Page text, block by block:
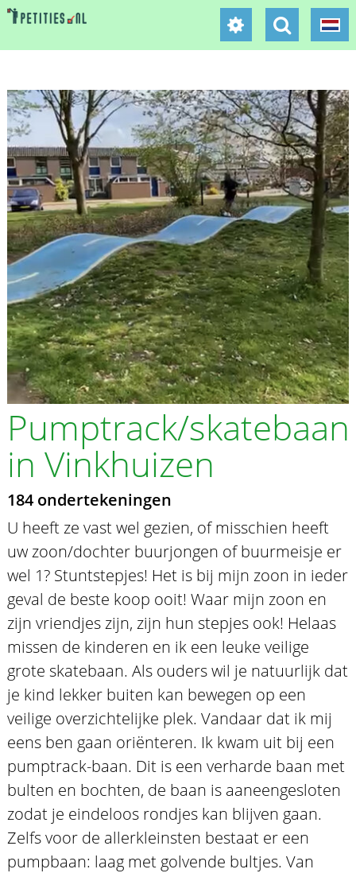
Pumptrack/skatebaan
in Vinkhuizen
184 ondertekeningen
U heeft ze vast wel gezien, of misschien heeft
uw zoon/dochter buurjongen of buurmeisje er
wel 1? Stuntstepjes! Het is bij mijn zoon in ieder
geval de beste koop ooit! Waar mijn zoon en
zijn vriendjes zijn, zijn hun stepjes ook! Helaas
missen de kinderen en ik een leuke veilige
grote skatebaan. Als ouders wil je natuurlijk dat
je kind lekker buiten kan bewegen op een
veilige overzichtelijke plek. Vandaar dat ik mij
eens ben gaan oriënteren. Ik kwam uit bij een
pumptrack-baan. Dit is een verharde baan met
bulten en bochten, de baan is aaneengesloten
zodat je eindeloos rondjes kan blijven gaan.
Zelfs voor de allerkleinsten bestaat er een
pumpbaan: laag met golvende bultjes. Van